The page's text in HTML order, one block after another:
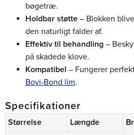
bøgetræ.
Holdbar støtte – Blokken
den naturligt falder af.
Effektiv til behandling –
på skadede klove.
Kompatibel – Fungerer
Bovi-Bond lim.
Specifikationer
Størrelse Længde